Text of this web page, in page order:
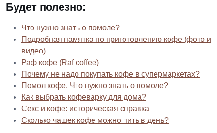
Будет полезно:
Что нужно знать о помоле?
Подробная памятка по приготовлению кофе (фото и
видео)
Раф кофе (Raf coffee)
Почему не надо покупать кофе в супермаркетах?
Помол кофе. Что нужно знать о помоле?
Как выбрать кофеварку для дома?
Секс и кофе: историческая справка
Сколько чашек кофе можно пить в день?